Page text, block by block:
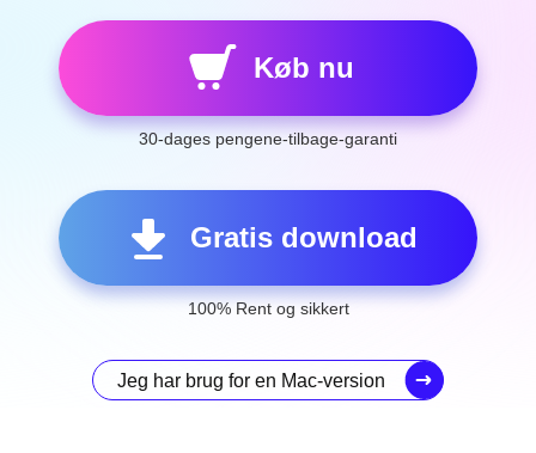
Køb nu
30-dages pengene-tilbage-garanti
Gratis download
100% Rent og sikkert
Jeg har brug for en Mac-version